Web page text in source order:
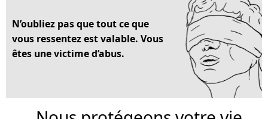
N’oubliez pas que tout ce que
vous ressentez est valable. Vous
êtes une victime d’abus.